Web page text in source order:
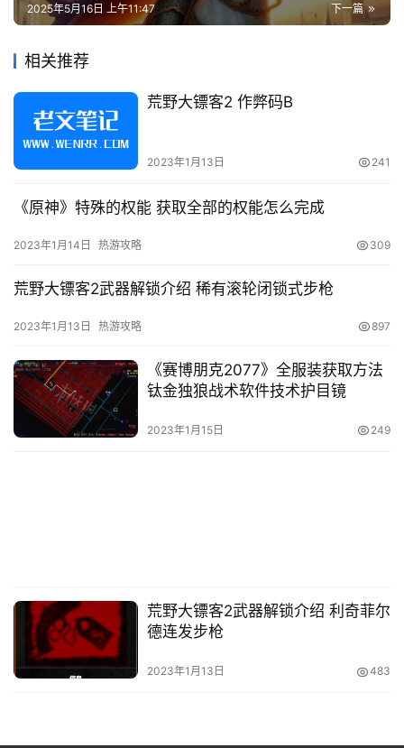
下一篇
2025年5月16日 上午11:47
相关推荐
荒野大镖客2 作弊码B
2023年1月13日 241
《原神》特殊的权能 获取全部的权能怎么完成
2023年1月14日 热游攻略 309
荒野大镖客2武器解锁介绍 稀有滚轮闭锁式步枪
2023年1月13日 热游攻略 897
《赛博朋克2077》全服装获取方法
钛金独狼战术软件技术护目镜
2023年1月15日 249
荒野大镖客2武器解锁介绍 利奇菲尔
德连发步枪
2023年1月13日 483